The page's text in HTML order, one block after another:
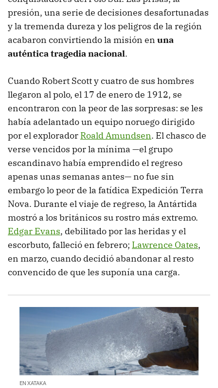
presión, una serie de decisiones desafortunadas
y la tremenda dureza y los peligros de la región
acabaron convirtiendo la misión en una
auténtica tragedia nacional.
Cuando Robert Scott y cuatro de sus hombres
llegaron al polo, el 17 de enero de 1912, se
encontraron con la peor de las sorpresas: se les
había adelantado un equipo noruego dirigido
por el explorador Roald Amundsen. El chasco de
verse vencidos por la mínima —el grupo
escandinavo había emprendido el regreso
apenas unas semanas antes— no fue sin
embargo lo peor de la fatídica Expedición Terra
Nova. Durante el viaje de regreso, la Antártida
mostró a los británicos su rostro más extremo.
Edgar Evans, debilitado por las heridas y el
escorbuto, falleció en febrero; Lawrence Oates,
en marzo, cuando decidió abandonar al resto
convencido de que les suponía una carga.
EN XATAKA